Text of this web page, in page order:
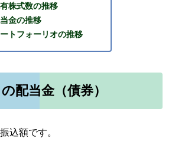
株式数の推移
金の推移
トフォーリオの推移
配当金（債券）
込額です。